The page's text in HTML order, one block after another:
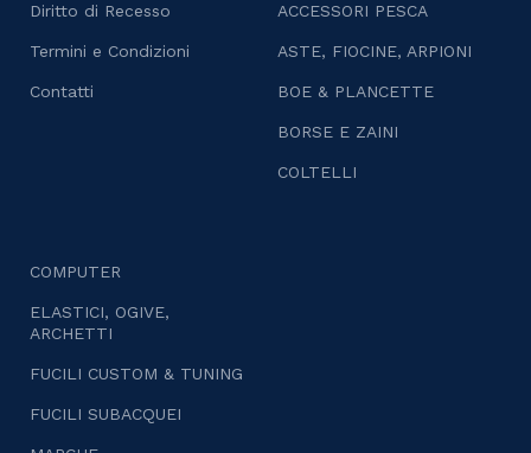
Diritto di Recesso
Termini e Condizioni
Contatti
ACCESSORI PESCA
ASTE, FIOCINE, ARPIONI
BOE & PLANCETTE
BORSE E ZAINI
COLTELLI
COMPUTER
ELASTICI, OGIVE,
ARCHETTI
FUCILI CUSTOM & TUNING
FUCILI SUBACQUEI